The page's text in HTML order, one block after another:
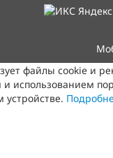
файлы cookie и
использованием